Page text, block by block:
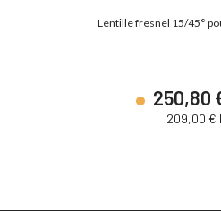
Lentille fresnel 15/45°
250,80
209,00 €